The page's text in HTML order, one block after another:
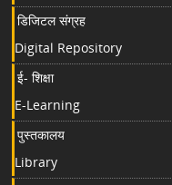
डिजिटल संग्रह
Digital Repository
ई- शिक्षा
E-Learning
पुस्तकालय
Library